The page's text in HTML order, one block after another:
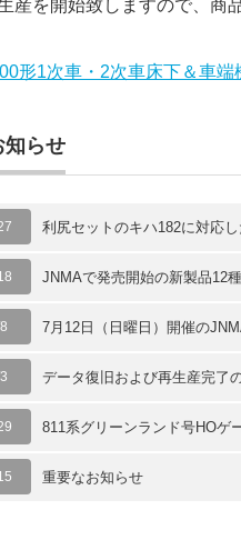
産を開始致しますので、商
形1次車・2次車床下＆車
知らせ
利尻セットのキハ182に対応
JNMAで発売開始の新製品12
7月12日（日曜日）開催の
データ復旧および再生産完了
811系グリーンランド号HOゲ
重要なお知らせ